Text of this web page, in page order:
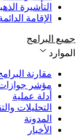
التأشيرة
الإقامة
جميع البرامج
الموارد
مقارنة
مؤشر
أدلة عملية
التحليلات
المدونة
الأخبار